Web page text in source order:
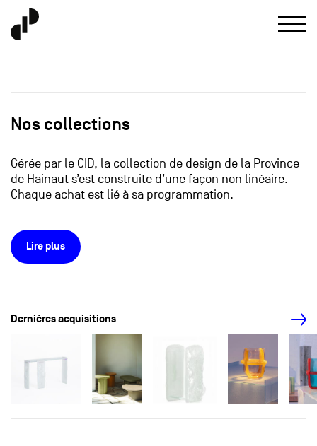
Nos collections
Gérée par le CID, la collection de design de la Province
de Hainaut s’est construite d’une façon non linéaire.
Chaque achat est lié à sa programmation.
Lire plus
Dernières acquisitions